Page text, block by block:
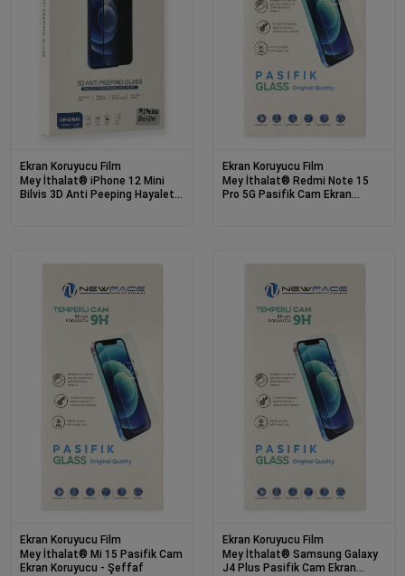
Ekran Koruyucu Film
Mey İthalat® iPhone 12 Mini
Bilvis 3D Anti Peeping Hayalet
Ekran Koruyucu Film
Mey İthalat® Redmi Note 15
Pro 5G Pasifik Cam Ekran
Ekran Koruyucu Film
Mey İthalat® Mi 15 Pasifik Cam
Ekran Koruyucu - Şeffaf
Ekran Koruyucu Film
Mey İthalat® Samsung Galaxy
J4 Plus Pasifik Cam Ekran